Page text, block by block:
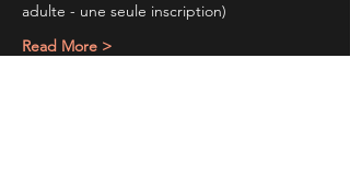
adulte - une seule inscription)
Read More >